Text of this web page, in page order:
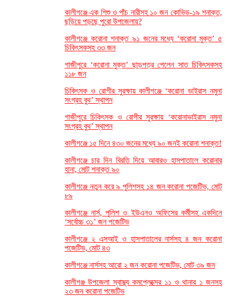
কালীগঞ্জে এক শিশু ও পাঁচ নারীসহ ১০ জন কোভিড-১৯ শনাক্ত,
ছড়িয়ে পড়ছে পুরো উপজেলায়?
কালীগঞ্জে করোনা শনাক্ত ৯১ জনের মধ্যে ‘করোনা মুক্ত’ ৫
চিকিৎসকসহ ৩৩ জন
গাজীপুরে ‘করোনা মুক্ত’ ছাড়পত্র পেলেন সাত চিকিৎসকসহ
১১৮ জন
চিকিৎসক ও রোগীর সুরক্ষায় কালীগঞ্জে ‘করোনা ভাইরাস নমুনা
সংগ্রহ বুথ’ স্থাপন
গাজীপুরে চিকিৎসক ও রোগীর সুরক্ষায় ‘করোনাভাইরাস নমুনা
সংগ্রহ বুথ’ স্থাপন
কালীগঞ্জে ১৫ দিনে ৪৩০ জনের মধ্যে ৯০ জনই করোনা শনাক্ত!
কালীগঞ্জে চার দিন বিরতি দিয়ে আবারও হাসপাতালে করোনার
হানা, মোট শনাক্ত ৯০
কালীগঞ্জে নতুন করে ৯ পুলিশসহ ১৪ জন করোনা পজেটিভ, মোট
৮৯
কালীগঞ্জে নার্স, পুলিশ ও ইউএনও অফিসের কর্মীসহ একদিনে
‘সর্বোচ্চ ৩১’ জন পজেটিভ
কালীগঞ্জে ২ এসআই ও হাসপাতালের নার্সসহ ৪ জন করোনা
পজেটিভ, মোট ৪৩
কালীগঞ্জে নার্সসহ আরো ২ জন করোনা পজেটিভ, মোট ৩৯ জন
কালীগঞ্জ উপজেলা স্বাস্থ্য কমপ্লেক্সের ১১ ও থানার ১ জনসহ
২৩ জন করোনা পজেটিভ